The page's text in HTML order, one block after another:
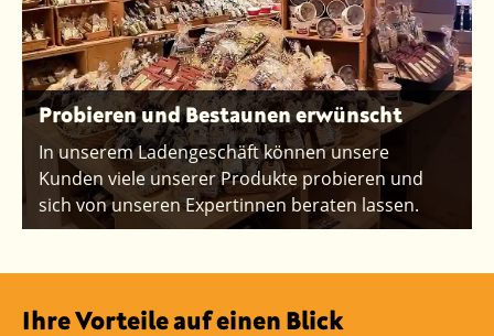
Probieren und Bestaunen erwünscht
In unserem Ladengeschäft können unsere
Kunden viele unserer Produkte probieren und
sich von unseren Expertinnen beraten lassen.
Ihre Vorteile auf einen Blick